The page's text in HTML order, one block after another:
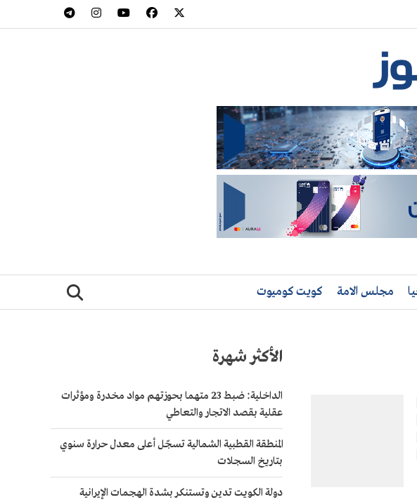
مجلس الامة كويت كوميوت
الأكثر شهرة
الداخلية: ضبط 23 متهما بحوزتهم مواد مخدرة ومؤثرات
عقلية بقصد الاتجار والتعاطي
المنطقة القطبية الشمالية تسجّل أعلى معدل حرارة سنوي
بتاريخ السجلات
دولة الكويت تدين وتستنكر بشدة الهجمات الإيرانية